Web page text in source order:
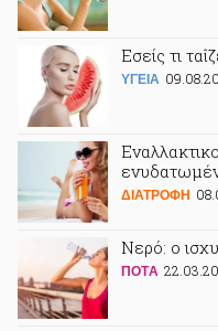
Εσείς τι
ΥΓΕΙΑ
ΔΙΑΤΡΟΦΗ
Νερό: ο
ΠΟΤA